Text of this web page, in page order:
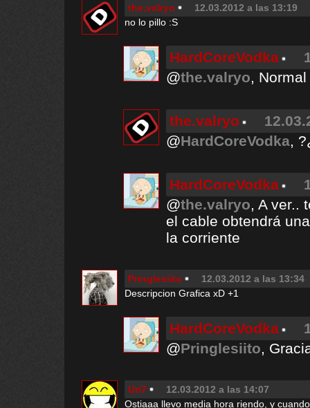
the.valryo
12.03.2012 a las 13:19
no lo pillo :S
HardCoreVodka
@the.valryo, Normal
the.valryo
@HardCoreVodka,
HardCoreVodka
@the.valryo, A ver..
el cable obtendrá
la corriente
Pringlesiito
12.03.2012 a las 13:34
Descripcion Grafica xD +1
HardCoreVodka
@Pringlesiito,
Uri7
12.03.2012 a las 14:07
Ostiaaa llevo media hora riendo, y